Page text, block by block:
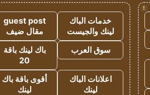
!
خدمات الباك
لينك والجيست
guest post
مقال ضيف
سوق العرب
باك لينك باقة
20
اعلانات الباك
لينك
أقوى باقة باك
لينك